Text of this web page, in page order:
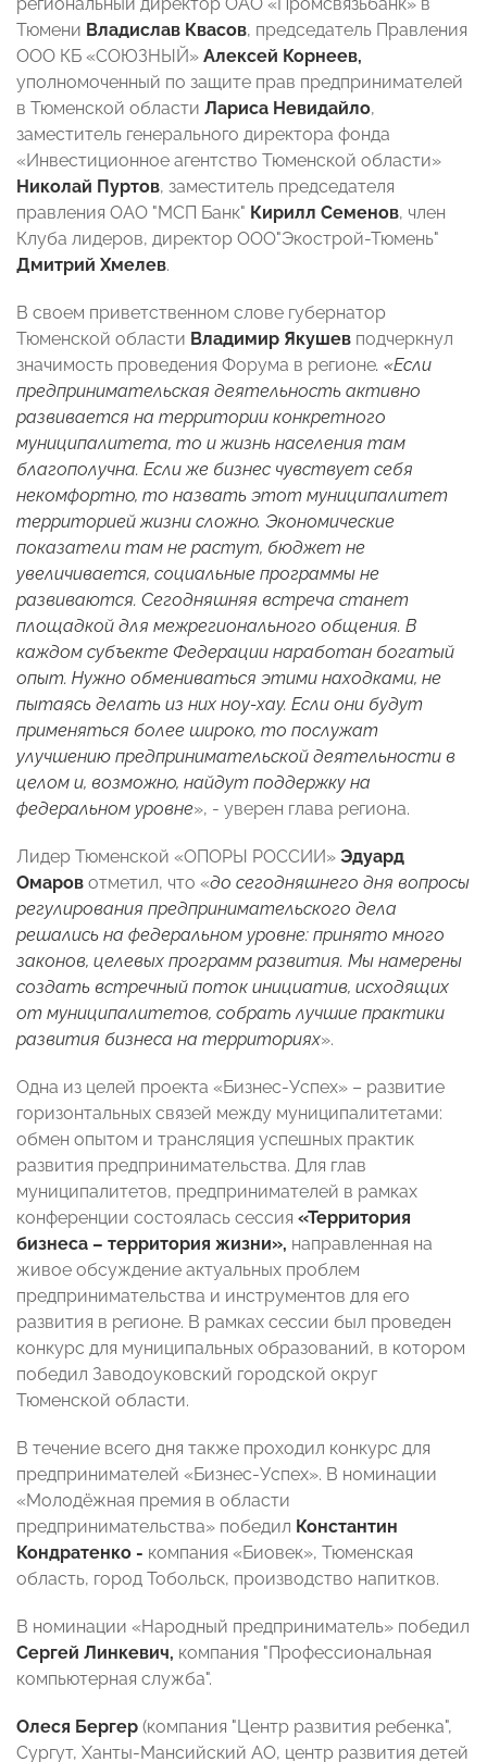
Тюмени Владислав Квасов, председатель Правления
ООО КБ «СОЮЗНЫЙ» Алексей Корнеев,
уполномоченный по защите прав предпринимателей
в Тюменской области Лариса Невидайло,
заместитель генерального директора фонда
«Инвестиционное агентство Тюменской области»
Николай Пуртов, заместитель председателя
правления ОАО "МСП Банк" Кирилл Семенов, член
Клуба лидеров, директор ООО"Экострой-Тюмень"
Дмитрий Хмелев.
В своем приветственном слове губернатор
Тюменской области Владимир Якушев подчеркнул
значимость проведения Форума в регионе. «Если
предпринимательская деятельность активно
развивается на территории конкретного
муниципалитета, то и жизнь населения там
благополучна. Если же бизнес чувствует себя
некомфортно, то назвать этот муниципалитет
территорией жизни сложно. Экономические
показатели там не растут, бюджет не
увеличивается, социальные программы не
развиваются. Сегодняшняя встреча станет
площадкой для межрегионального общения. В
каждом субъекте Федерации наработан богатый
опыт. Нужно обмениваться этими находками, не
пытаясь делать из них ноу-хау. Если они будут
применяться более широко, то послужат
улучшению предпринимательской деятельности в
целом и, возможно, найдут поддержку на
федеральном уровне», - уверен глава региона.
Лидер Тюменской «ОПОРЫ РОССИИ» Эдуард
Омаров отметил, что «до сегодняшнего дня вопросы
регулирования предпринимательского дела
решались на федеральном уровне: принято много
законов, целевых программ развития. Мы намерены
создать встречный поток инициатив, исходящих
от муниципалитетов, собрать лучшие практики
развития бизнеса на территориях».
Одна из целей проекта «Бизнес-Успех» – развитие
горизонтальных связей между муниципалитетами:
обмен опытом и трансляция успешных практик
развития предпринимательства. Для глав
муниципалитетов, предпринимателей в рамках
конференции состоялась сессия «Территория
бизнеса – территория жизни», направленная на
живое обсуждение актуальных проблем
предпринимательства и инструментов для его
развития в регионе. В рамках сессии был проведен
конкурс для муниципальных образований, в котором
победил Заводоуковский городской округ
Тюменской области.
В течение всего дня также проходил конкурс для
предпринимателей «Бизнес-Успех». В номинации
«Молодёжная премия в области
предпринимательства» победил Константин
Кондратенко - компания «Биовек», Тюменская
область, город Тобольск, производство напитков.
В номинации «Народный предприниматель» победил
Сергей Линкевич, компания "Профессиональная
компьютерная служба".
Олеся Бергер (компания "Центр развития ребенка",
Сургут, Ханты-Мансийский АО, центр развития детей